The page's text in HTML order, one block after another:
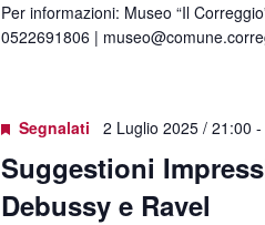
Per informazioni: Museo “Il
0522691806 |
Segnalati 2 Luglio 2025 / 21:00 -
Suggestioni
Debussy e Ravel